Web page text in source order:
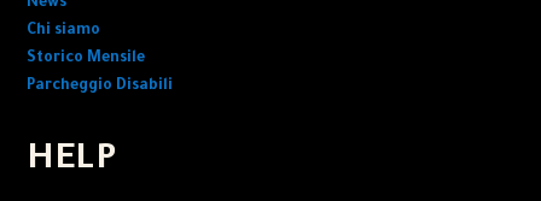
News
Chi siamo
Storico Mensile
Parcheggio Disabili
HELP